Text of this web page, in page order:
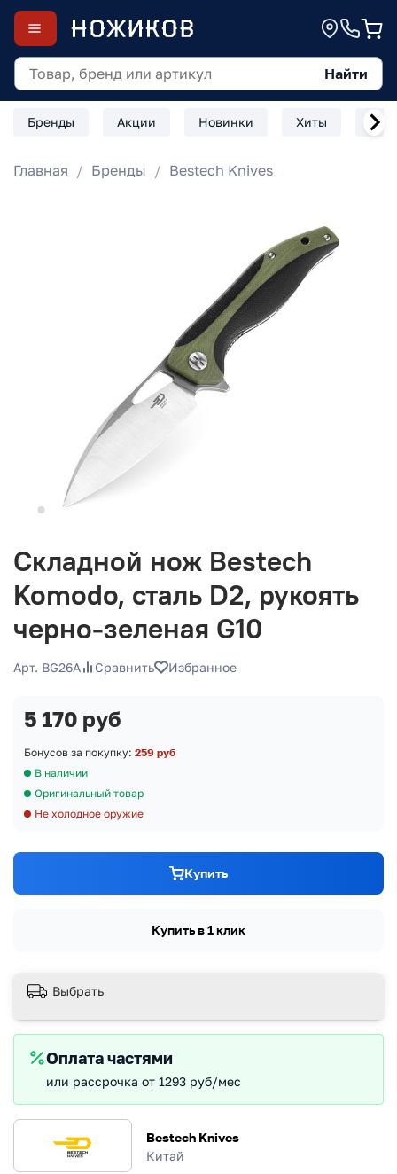
Найти
Бренды Акции Новинки Хиты
Главная Бренды Bestech Knives
Складной нож Bestech
Komodo, сталь D2, рукоять
черно-зеленая G10
Арт. BG26A Сравнить Избранное
Bestech Knives
Китай
5 170 руб
Бонусов за покупку: 259 руб
В наличии
Оригинальный товар
Не холодное оружие
Купить
Купить в 1 клик
Выбрать
Оплата частями
или рассрочка от 1293 руб/мес